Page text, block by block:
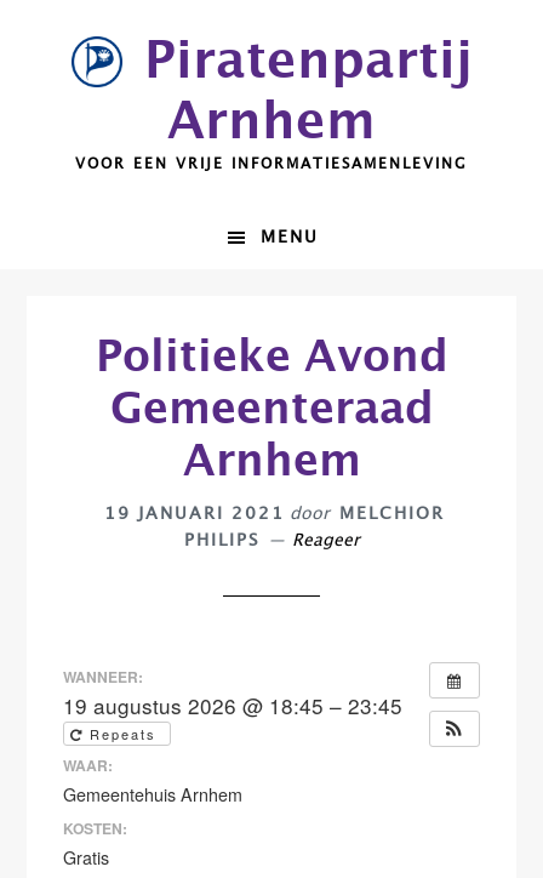
Piratenpartij
Arnhem
VOOR EEN VRIJE INFORMATIESAMENLEVING
MENU
Politieke Avond
Gemeenteraad
Arnhem
19 JANUARI 2021 door MELCHIOR
PHILIPS
Reageer
WANNEER:
19 augustus 2026 @ 18:45 – 23:45
Repeats
WAAR:
Gemeentehuis Arnhem
KOSTEN:
Gratis